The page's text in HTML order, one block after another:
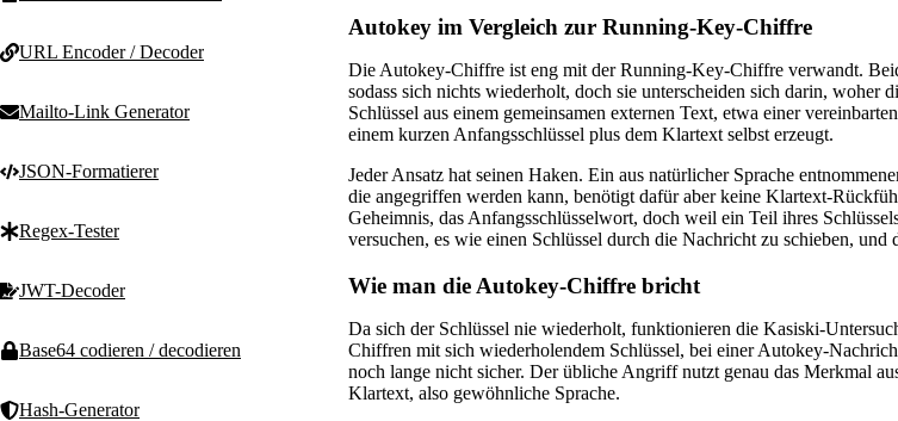
URL Encoder / Decoder
Mailto-Link Generator
JSON-Formatierer
Regex-Tester
JWT-Decoder
Base64 codieren / decodieren
Hash-Generator
Autokey im Vergleich zur Running-Key-Chiffre
Die Autokey-Chiffre ist eng mit der Running-Key-Chiffre verwandt.
sodass sich nichts wiederholt, doch sie unterscheiden sich darin,
Schlüssel aus einem gemeinsamen externen Text, etwa einer
einem kurzen Anfangsschlüssel plus dem Klartext selbst erzeugt.
Jeder Ansatz hat seinen Haken. Ein aus natürlicher Sprache
die angegriffen werden kann, benötigt dafür aber keine Klartext-
Geheimnis, das Anfangsschlüsselwort, doch weil ein Teil ihres
versuchen, es wie einen Schlüssel durch die Nachricht zu schieben,
Wie man die Autokey-Chiffre bricht
Da sich der Schlüssel nie wiederholt, funktionieren die Kasiski-
Chiffren mit sich wiederholendem Schlüssel, bei einer Autokey-
noch lange nicht sicher. Der übliche Angriff nutzt genau das Merkmal
Klartext, also gewöhnliche Sprache.